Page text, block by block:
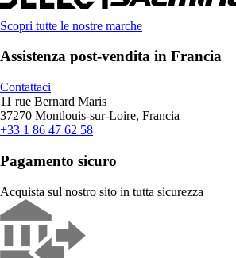
Scopri tutte le nostre marche
Assistenza post-vendita in Francia
Contattaci
11 rue Bernard Maris
37270 Montlouis-sur-Loire, Francia
+33 1 86 47 62 58
Pagamento sicuro
Acquista sul nostro sito in tutta sicurezza